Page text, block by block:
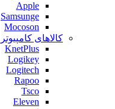
Apple
Samsunge
Mocoson
کالاهای کامپیوتر
KnetPlus
Logikey
Logitech
Rapoo
Tsco
Eleven